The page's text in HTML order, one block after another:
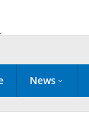
News